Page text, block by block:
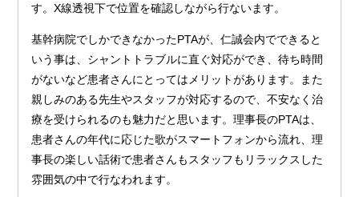
す。X線透視下で位置を確認しながら行ないます。
基幹病院でしかできなかったPTAが、仁誠会内でできると
いう事は、シャントトラブルに直ぐ対応ができ、待ち時間
がないなど患者さんにとってはメリットがあります。また
親しみのある先生やスタッフが対応するので、不安なく治
療を受けられるのも魅力だと思います。理事長のPTAは、
患者さんの年代に応じた歌がスマートフォンから流れ、理
事長の楽しい話術で患者さんもスタッフもリラックスした
雰囲気の中で行なわれます。